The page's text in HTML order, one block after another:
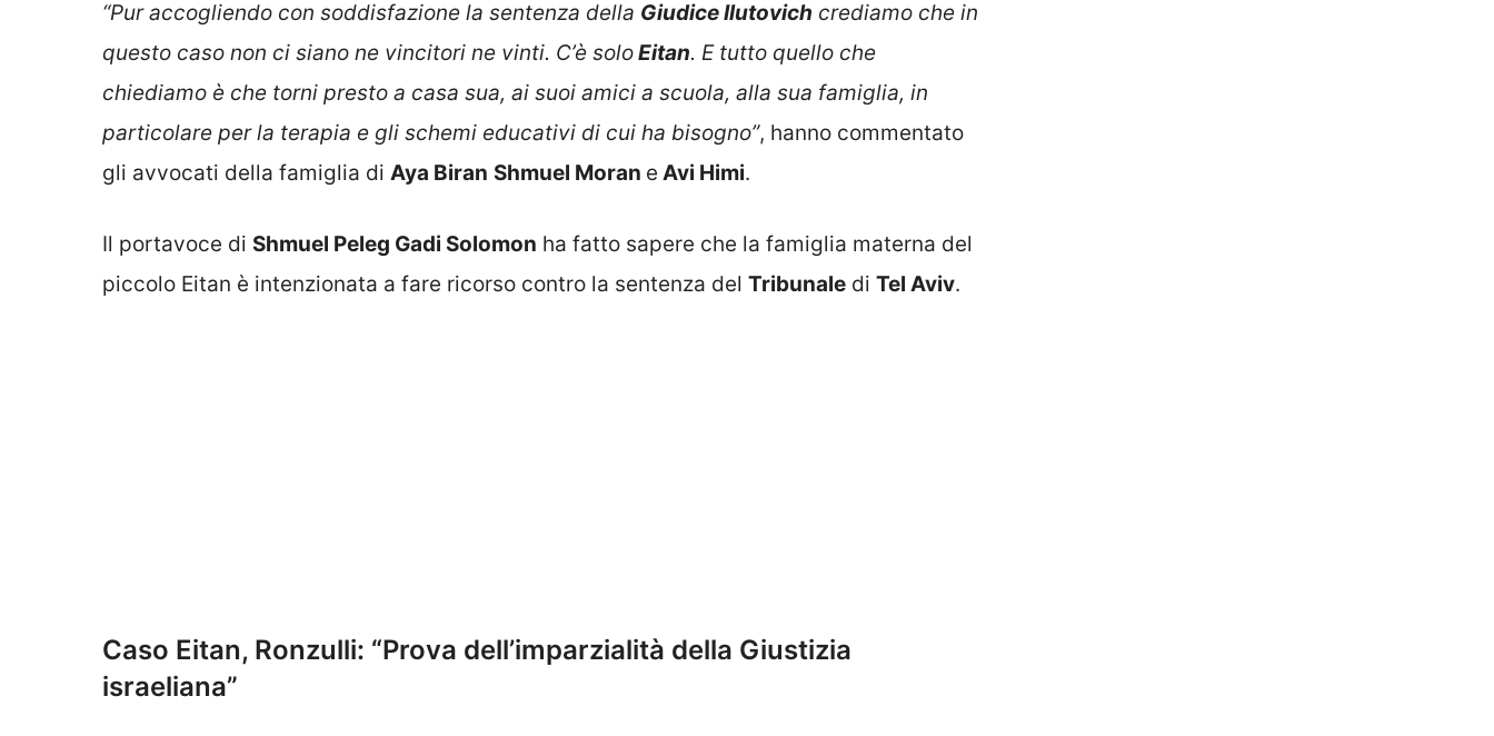
“Pur accogliendo con soddisfazione la sentenza della Giudice Ilutovich crediamo che in
questo caso non ci siano ne vincitori ne vinti. C’è soloEitan. E tutto quello che
chiediamo è che torni presto a casa sua, ai suoi amici a scuola, alla sua famiglia, in
particolare per la terapia e gli schemi educativi di cui ha bisogno”, hanno commentato
gli avvocati della famiglia di Aya Biran Shmuel Moran e Avi Himi.
Il portavoce di Shmuel Peleg Gadi Solomon ha fatto sapere che la famiglia materna del
piccolo Eitan è intenzionata a fare ricorso contro la sentenza del Tribunale di Tel Aviv.
Caso Eitan, Ronzulli: “Prova dell’imparzialità della Giustizia
israeliana”